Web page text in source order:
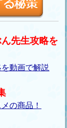
先生攻略を
動画で解説
の商品！